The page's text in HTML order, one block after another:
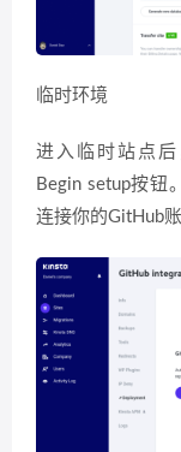
临时环境
进入临时站点后
Begin setup按钮
连接你的GitHub账